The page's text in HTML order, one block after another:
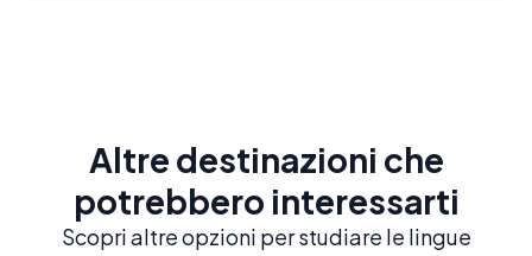
Altre destinazioni che
potrebbero interessarti
Scopri altre opzioni per studiare le lingue